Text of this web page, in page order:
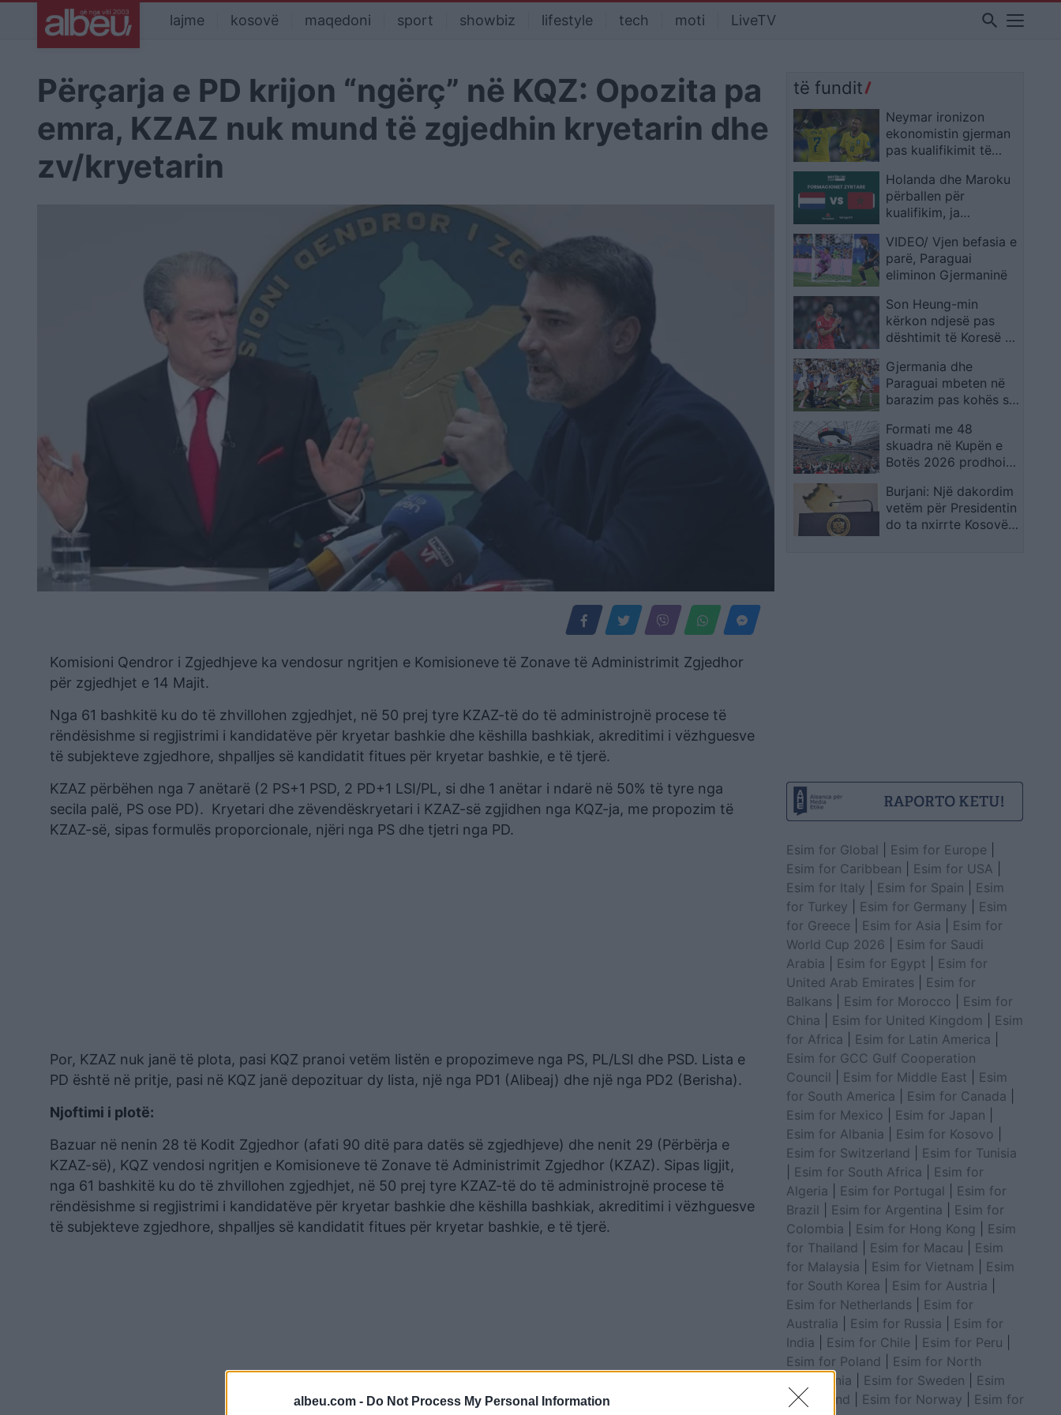
albeu.com - Do Not Process My Personal Information
lajme kosovë maqedoni sport showbiz lifestyle tech moti LiveTV search
Përçarja e PD krijon “ngërç” në KQZ: Opozita pa
emra, KZAZ nuk mund të zgjedhin kryetarin dhe
zv/kryetarin
Komisioni Qendror i Zgjedhjeve ka vendosur ngritjen e Komisioneve të Zonave të Administrimit Zgjedhor
për zgjedhjet e 14 Majit.
Nga 61 bashkitë ku do të zhvillohen zgjedhjet, në 50 prej tyre KZAZ-të do të administrojnë procese të
rëndësishme si regjistrimi i kandidatëve për kryetar bashkie dhe këshilla bashkiak, akreditimi i vëzhguesve
të subjekteve zgjedhore, shpalljes së kandidatit fitues për kryetar bashkie, e të tjerë.
KZAZ përbëhen nga 7 anëtarë (2 PS+1 PSD, 2 PD+1 LSI/PL, si dhe 1 anëtar i ndarë në 50% të tyre nga
secila palë, PS ose PD). Kryetari dhe zëvendëskryetari i KZAZ-së zgjidhen nga KQZ-ja, me propozim të
KZAZ-së, sipas formulës proporcionale, njëri nga PS dhe tjetri nga PD.
Por, KZAZ nuk janë të plota, pasi KQZ pranoi vetëm listën e propozimeve nga PS, PL/LSI dhe PSD. Lista e
PD është në pritje, pasi në KQZ janë depozituar dy lista, një nga PD1 (Alibeaj) dhe një nga PD2 (Berisha).
Njoftimi i plotë:
Bazuar në nenin 28 të Kodit Zgjedhor (afati 90 ditë para datës së zgjedhjeve) dhe nenit 29 (Përbërja e
KZAZ-së), KQZ vendosi ngritjen e Komisioneve të Zonave të Administrimit Zgjedhor (KZAZ). Sipas ligjit,
nga 61 bashkitë ku do të zhvillohen zgjedhjet, në 50 prej tyre KZAZ-të do të administrojnë procese të
rëndësishme si regjistrimi i kandidatëve për kryetar bashkie dhe këshilla bashkiak, akreditimi i vëzhguesve
të subjekteve zgjedhore, shpalljes së kandidatit fitues për kryetar bashkie, e të tjerë.
të fundit
Neymar ironizon
ekonomistin gjerman
pas kualifikimit të
në Botërorin e
ardhshëm
Holanda dhe Maroku
përballen për
kualifikim, ja
VIDEO/ Vjen befasia e
parë, Paraguai
eliminon Gjermaninë
Son Heung-min
kërkon ndjesë pas
dështimit të Koresë së
shpreh dhimbjen që
ndiejmë
Gjermania dhe
Paraguai mbeten në
barazim pas kohës së
vendoset në
vazhdime
Formati me 48
skuadra në Kupën e
Botës 2026 prodhoi
por favoritët mbetën
thuajse të paprekur
Burjani: Një dakordim
vetëm për Presidentin
do ta nxirrte Kosovën
Esim for Global Esim for Europe
Esim for Caribbean
Esim for USA
Esim for Italy
Esim for Spain
Esim
for Turkey
Esim for Germany
Esim
for Greece
Esim for Asia
Esim for
World Cup 2026
Esim for Saudi
Arabia
Esim for Egypt
Esim for
United Arab Emirates
Esim for
Balkans
Esim for Morocco
Esim for
China
Esim for United Kingdom
Esim
for Africa
Esim for Latin America
Esim for GCC Gulf Cooperation
Council
Esim for Middle East
Esim
for South America
Esim for Canada
Esim for Mexico
Esim for Japan
Esim for Albania
Esim for Kosovo
Esim for Switzerland
Esim for Tunisia
Esim for South Africa
Esim for
Algeria
Esim for Portugal
Esim for
Brazil
Esim for Argentina
Esim for
Colombia
Esim for Hong Kong
Esim
for Thailand
Esim for Macau
Esim
for Malaysia
Esim for Vietnam
Esim
for South Korea
Esim for Austria
Esim for Netherlands
Esim for
Australia
Esim for Russia
Esim for
India
Esim for Chile Esim for Peru
Esim for Poland
Esim for North
Macedonia
Esim for Sweden
Esim
for Finland
Esim for Norway
Esim for